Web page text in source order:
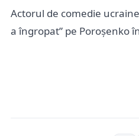
Actorul de comedie
a îngropat” pe Poroșenko